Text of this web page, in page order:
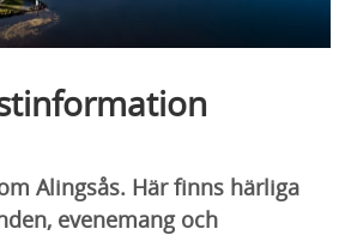
Alingsås. Här finns härliga
evenemang och